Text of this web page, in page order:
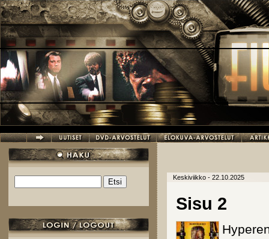
Hyppää pääsisältöön
Hakulomake
Keskiviikko - 22.10.2025
Sisu 2